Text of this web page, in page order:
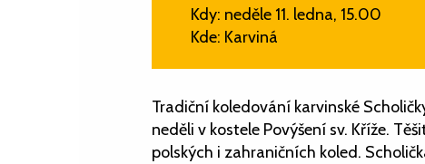
Kdy: neděle 11. ledna, 15.00
Kde: Karviná
Tradiční koledování karvinské
neděli v kostele Povýšení sv. Kříže.
polských i zahraničních koled.